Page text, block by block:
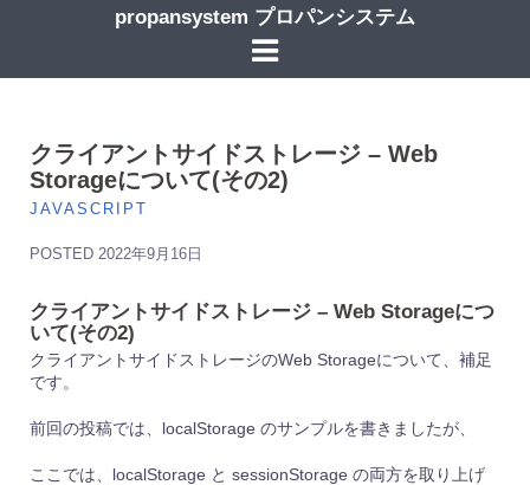
ン
propansystem プロパンシステム
クライアントサイドストレージ – Web
Storageについて(その2)
JAVASCRIPT
POSTED 2022年9月16日
クライアントサイドストレージ – Web Storageにつ
いて(その2)
クライアントサイドストレージのWeb Storageについて、補足
です。
前回の投稿では、localStorage のサンプルを書きましたが、
ここでは、localStorage と sessionStorage の両方を取り上げ